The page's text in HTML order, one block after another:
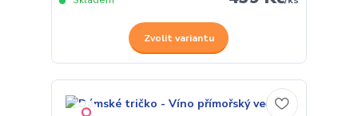
Zvolit variantu